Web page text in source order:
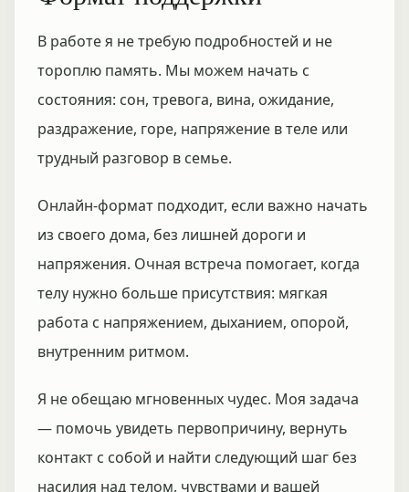
В работе я не требую подробностей и не
тороплю память. Мы можем начать с
состояния: сон, тревога, вина, ожидание,
раздражение, горе, напряжение в теле или
трудный разговор в семье.
Онлайн-формат подходит, если важно начать
из своего дома, без лишней дороги и
напряжения. Очная встреча помогает, когда
телу нужно больше присутствия: мягкая
работа с напряжением, дыханием, опорой,
внутренним ритмом.
Я не обещаю мгновенных чудес. Моя задача
— помочь увидеть первопричину, вернуть
контакт с собой и найти следующий шаг без
насилия над телом, чувствами и вашей